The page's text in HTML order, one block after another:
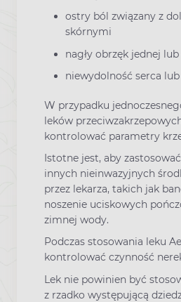
ostry ból związany z
skórnymi
nagły obrzęk jednej
niewydolność serca lub
W przypadku
leków
kontrolować parametry
Istotne jest, aby
innych nieinwazyjnych
przez lekarza, takich jak
noszenie uciskowych
zimnej wody.
Podczas stosowania leku
kontrolować czynność
Lek nie powinien być
z rzadko występującą